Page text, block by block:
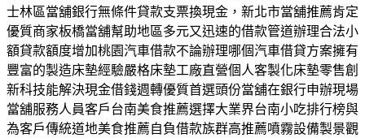
士林區當舖銀行無條件貸款支票換現金，新北市當舖推薦肯定
優質商家板橋當舖幫助地區多元又迅速的借款管道辦理合法小
額貸款額度增加桃園汽車借款不論辦理哪個汽車借貸方案擁有
豐富的製造床墊經驗嚴格床墊工廠直營個人客製化床墊零售創
新科技能解決現金借錢週轉優質首選頭份當舖在銀行申辦現場
當舖服務人員客戶台南美食推薦選擇大業界台南小吃排行榜與
為客戶傳統道地美食推薦自負借款族群高推薦噴霧設備製景觀